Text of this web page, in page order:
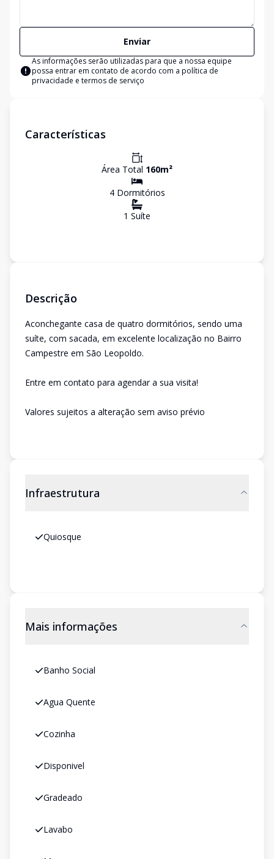
Enviar
As informações serão utilizadas para que a nossa equipe
possa entrar em contato de acordo com a política de
privacidade e termos de serviço
Características
Área Total 160m²
4Dormitórios
1 Suíte
Descrição
Aconchegante casa de quatro dormitórios, sendo uma
suíte, com sacada, em excelente localização no Bairro
Campestre em São Leopoldo.
Entre em contato para agendar a sua visita!
Valores sujeitos a alteração sem aviso prévio
Infraestrutura
Quiosque
Mais informações
Banho Social
Agua Quente
Cozinha
Disponivel
Gradeado
Lavabo